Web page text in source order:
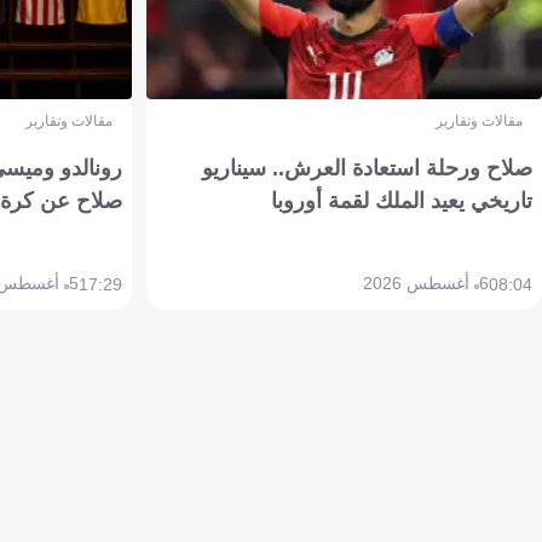
مقالات وتقارير
صلاح ورحلة استعادة العرش.. سيناريو
تاريخي يعيد الملك لقمة أوروبا
08:046 أغسطس 2026
مقالات وتقارير
رونالدو
صلاح عن كرة
17:295 أغسطس 2026